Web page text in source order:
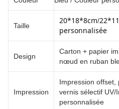
Taille
20*18*8cm/
personnalisée
Design
Carton + papier
nœud en ruban
Impression
Impression offset,
vernis sélectif UV/
personnalisée